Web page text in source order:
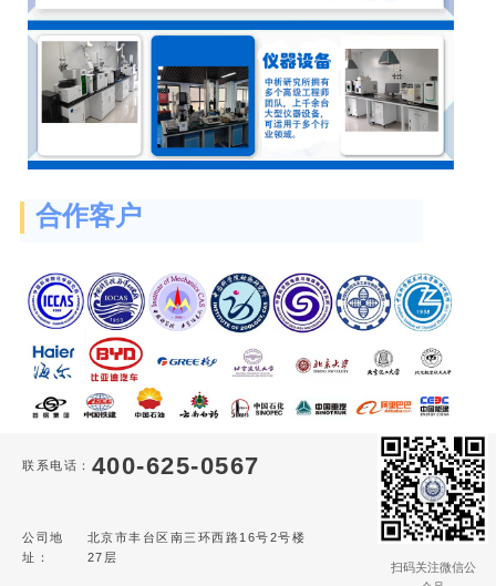
合作客户
联系电话： 400-625-0567
公司地
址：
北京市丰台区南三环西路16号2号楼
27层
扫码关注微信公